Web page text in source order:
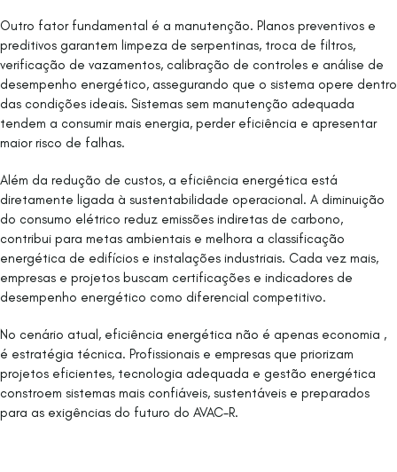
Outro fator fundamental é a manutenção. Planos preventivos e
preditivos garantem limpeza de serpentinas, troca de filtros,
verificação de vazamentos, calibração de controles e análise de
desempenho energético, assegurando que o sistema opere dentro
das condições ideais. Sistemas sem manutenção adequada
tendem a consumir mais energia, perder eficiência e apresentar
maior risco de falhas.
Além da redução de custos, a eficiência energética está
diretamente ligada à sustentabilidade operacional. A diminuição
do consumo elétrico reduz emissões indiretas de carbono,
contribui para metas ambientais e melhora a classificação
energética de edifícios e instalações industriais. Cada vez mais,
empresas e projetos buscam certificações e indicadores de
desempenho energético como diferencial competitivo.
No cenário atual, eficiência energética não é apenas economia ,
é estratégia técnica. Profissionais e empresas que priorizam
projetos eficientes, tecnologia adequada e gestão energética
constroem sistemas mais confiáveis, sustentáveis e preparados
para as exigências do futuro do AVAC-R.